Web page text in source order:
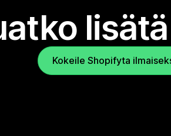
Kokeile Shopifyta